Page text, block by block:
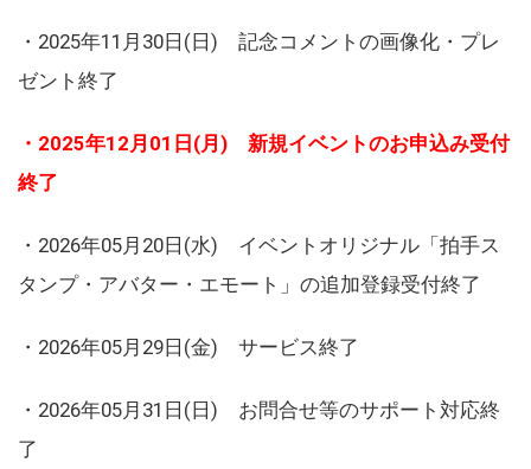
・2025年11月30日(日) 記念コメントの画像化・プレ
ゼント終了
・2025年12月01日(月) 新規イベントのお申込み受付
終了
・2026年05月20日(水) イベントオリジナル「拍手ス
タンプ・アバター・エモート」の追加登録受付終了
・2026年05月29日(金) サービス終了
・2026年05月31日(日) お問合せ等のサポート対応終
了